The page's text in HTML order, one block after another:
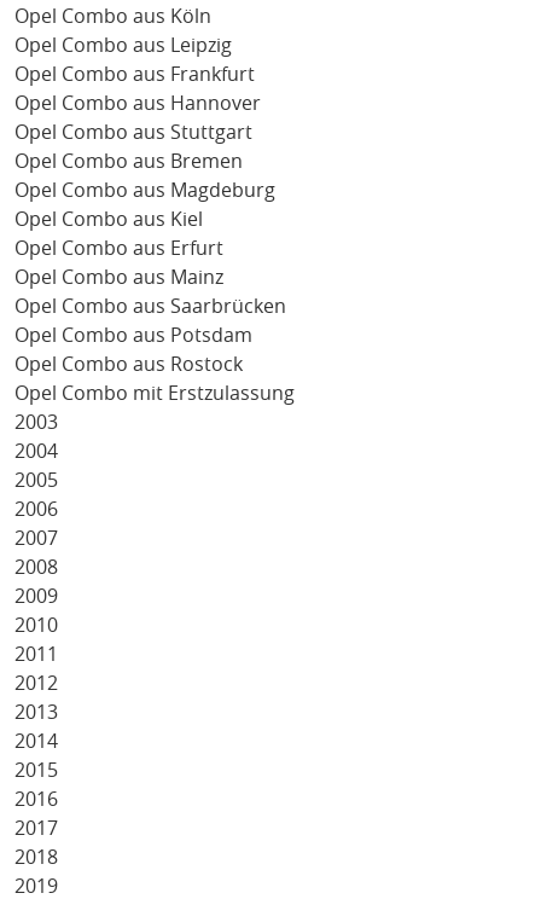
Opel Combo aus Köln
Opel Combo aus Leipzig
Opel Combo aus Frankfurt
Opel Combo aus Hannover
Opel Combo aus Stuttgart
Opel Combo aus Bremen
Opel Combo aus Magdeburg
Opel Combo aus Kiel
Opel Combo aus Erfurt
Opel Combo aus Mainz
Opel Combo aus Saarbrücken
Opel Combo aus Potsdam
Opel Combo aus Rostock
Opel Combo mit Erstzulassung
2003
2004
2005
2006
2007
2008
2009
2010
2011
2012
2013
2014
2015
2016
2017
2018
2019